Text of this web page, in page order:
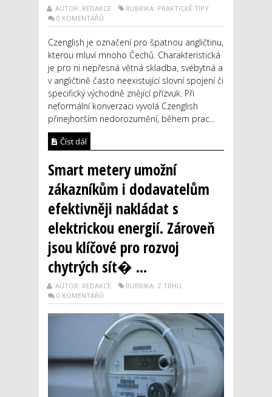
AUTOR: REDAKCE
RUBRIKA: PRAKTICKÉ TIPY
0 KOMENTÁŘŮ
Czenglish je označení pro špatnou angličtinu,
kterou mluví mnoho Čechů. Charakteristická
je pro ni nepřesná větná skladba, svébytná a
v angličtině často neexistující slovní spojení či
specifický východně znějící přízvuk. Při
neformální konverzaci vyvolá Czenglish
přinejhorším nedorozumění, během prac...
Číst dál
Smart metery umožní
zákazníkům i dodavatelům
efektivněji nakládat s
elektrickou energií. Zároveň
jsou klíčové pro rozvoj
chytrých sít� ...
AUTOR: REDAKCE
RUBRIKA: Z TRHU
0 KOMENTÁŘŮ